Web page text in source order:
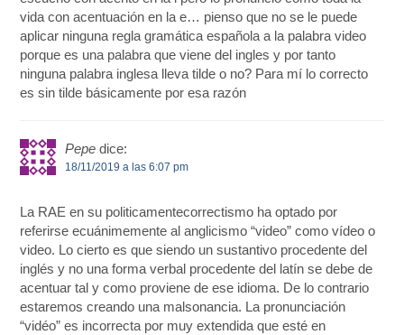
vida con acentuación en la e… pienso que no se le puede
aplicar ninguna regla gramática española a la palabra video
porque es una palabra que viene del ingles y por tanto
ninguna palabra inglesa lleva tilde o no? Para mí lo correcto
es sin tilde básicamente por esa razón
Pepe dice:
18/11/2019 a las 6:07 pm
La RAE en su politicamentecorrectismo ha optado por
referirse ecuánimemente al anglicismo “video” como vídeo o
video. Lo cierto es que siendo un sustantivo procedente del
inglés y no una forma verbal procedente del latín se debe de
acentuar tal y como proviene de ese idioma. De lo contrario
estaremos creando una malsonancia. La pronunciación
“vidéo” es incorrecta por muy extendida que esté en